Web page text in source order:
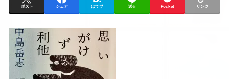
ポスト シェア はてブ 送る Pocket リンク